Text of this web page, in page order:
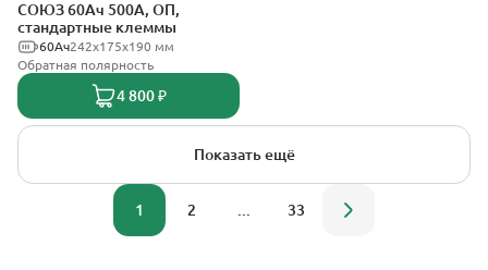
СОЮЗ 60Ач 500А, ОП,
стандартные клеммы
242x175x190 мм
60Ач
Обратная полярность
4 800 ₽
Показать ещё
1 2 33